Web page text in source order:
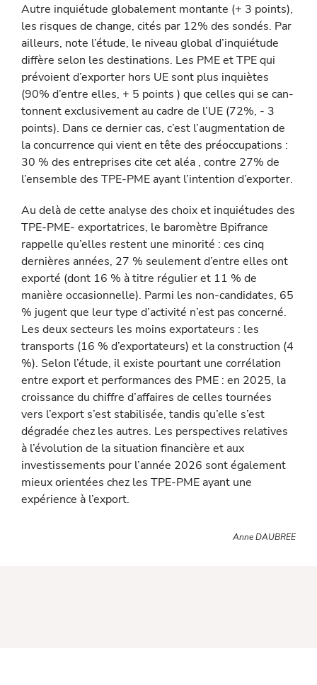
Autre inquiétude globalement montante (+ 3 points),
les risques de change, cités par 12% des son­dés. Par
ailleurs, note l’étude, le niveau global d’inquiétude
diffère selon les destinations. Les PME et TPE qui
prévoient d’exporter hors UE sont plus inquiètes
(90% d’entre elles, + 5 points ) que celles qui se can­
tonnent exclusivement au cadre de l’UE (72%, - 3
points). Dans ce dernier cas, c’est l’augmentation de
la concurrence qui vient en tête des préoccupations :
30 % des entreprises cite cet aléa , contre 27% de
l’ensemble des TPE-PME ayant l’intention d’exporter.
Au delà de cette analyse des choix et inquiétudes des
TPE-PME- exportatrices, le baromètre Bpifrance
rappelle qu’elles restent une minorité : ces cinq
dernières années, 27 % seulement d’entre elles ont
exporté (dont 16 % à titre régulier et 11 % de
manière occasionnelle). Parmi les non-candi­dates, 65
% jugent que leur type d’activité n’est pas concerné.
Les deux secteurs les moins exportateurs : les
transports (16 % d’exportateurs) et la construction (4
%). Selon l’étude, il existe pourtant une corréla­tion
entre export et performances des PME : en 2025, la
croissance du chiffre d’affaires de celles tournées
vers l’export s’est stabilisée, tandis qu’elle s’est
dégradée chez les autres. Les perspectives relatives
à l’évolution de la situation financière et aux
investissements pour l’année 2026 sont également
mieux orientées chez les TPE-PME ayant une
expérience à l’export.
Anne DAUBREE